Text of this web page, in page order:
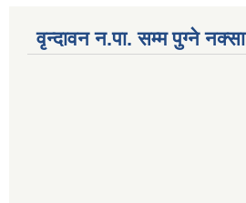
वृन्दावन न.पा. सम्म पुग्ने नक्सा